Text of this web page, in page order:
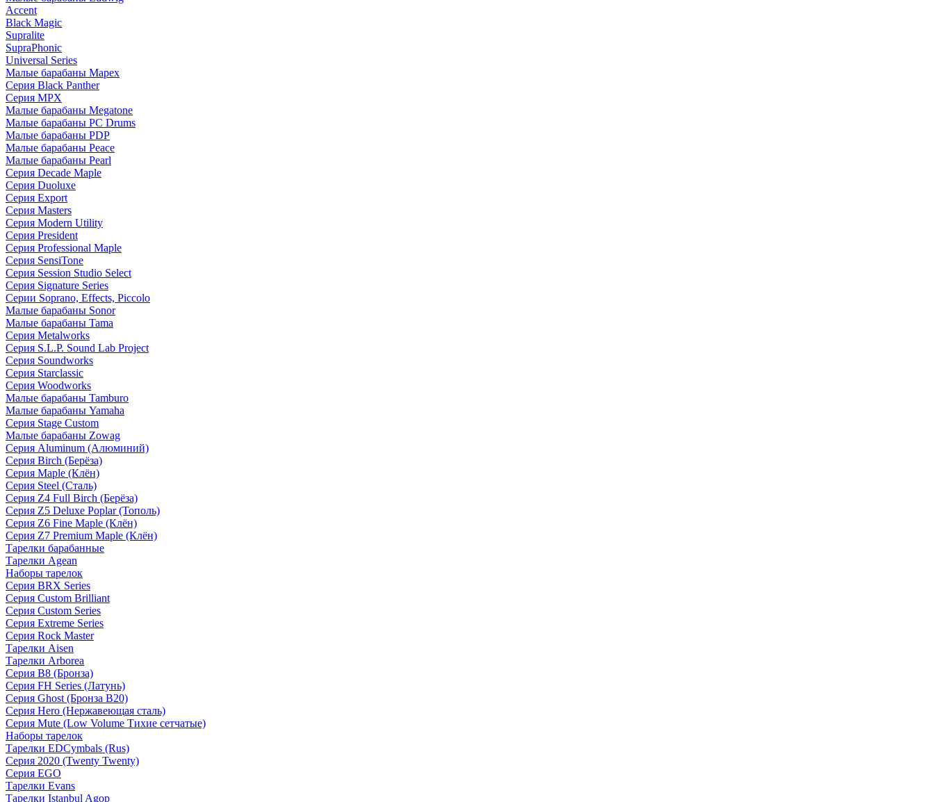
Accent
Black Magic
Supralite
SupraPhonic
Universal Series
Малые барабаны Mapex
Серия Black Panther
Серия MPX
Малые барабаны Megatone
Малые барабаны PC Drums
Малые барабаны PDP
Малые барабаны Peace
Малые барабаны Pearl
Серия Decade Maple
Серия Duoluxe
Серия Export
Серия Masters
Серия Modern Utility
Серия President
Серия Professional Maple
Серия SensiTone
Серия Session Studio Select
Серия Signature Series
Серии Soprano, Effects, Piccolo
Малые барабаны Sonor
Малые барабаны Tama
Серия Metalworks
Серия S.L.P. Sound Lab Project
Серия Soundworks
Серия Starclassic
Серия Woodworks
Малые барабаны Tamburo
Малые барабаны Yamaha
Серия Stage Custom
Малые барабаны Zowag
Серия Aluminum (Алюминий)
Серия Birch (Берёза)
Серия Maple (Клён)
Серия Steel (Сталь)
Серия Z4 Full Birch (Берёза)
Серия Z5 Deluxe Poplar (Тополь)
Серия Z6 Fine Maple (Клён)
Серия Z7 Premium Maple (Клён)
Тарелки барабанные
Тарелки Agean
Наборы тарелок
Серия BRX Series
Серия Custom Brilliant
Серия Custom Series
Серия Extreme Series
Серия Rock Master
Тарелки Aisen
Тарелки Arborea
Серия B8 (Бронза)
Серия FH Series (Латунь)
Серия Ghost (Бронза B20)
Серия Hero (Нержавеющая сталь)
Серия Mute (Low Volume Тихие сетчатые)
Наборы тарелок
Тарелки EDCymbals (Rus)
Серия 2020 (Twenty Twenty)
Серия EGO
Тарелки Evans
Тарелки Istanbul Agop